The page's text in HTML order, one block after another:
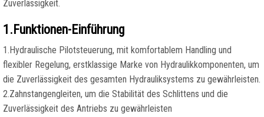
Zuverlässigkeit.
1.Funktionen-Einführung
1.Hydraulische Pilotsteuerung, mit komfortablem Handling und
flexibler Regelung, erstklassige Marke von Hydraulikkomponenten, um
die Zuverlässigkeit des gesamten Hydrauliksystems zu gewährleisten.
2.Zahnstangengleiten, um die Stabilität des Schlittens und die
Zuverlässigkeit des Antriebs zu gewährleisten